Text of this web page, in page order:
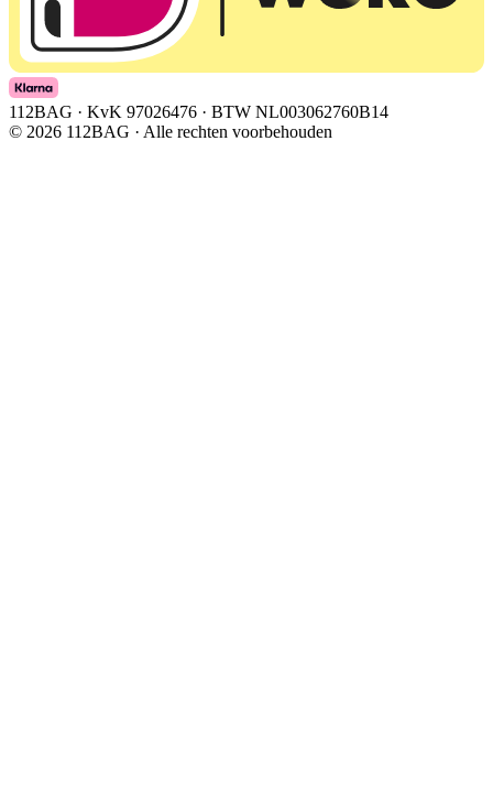
112BAG · KvK 97026476 · BTW NL003062760B14
© 2026 112BAG · Alle rechten voorbehouden